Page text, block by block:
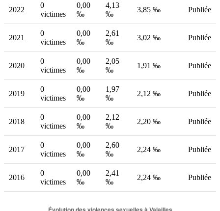
2022
0
victimes
0,00
‰
4,13
‰
3,85 ‰ Publiée
2021
0
victimes
0,00
‰
2,61
‰
3,02 ‰ Publiée
2020
0
victimes
0,00
‰
2,05
‰
1,91 ‰ Publiée
2019
0
victimes
0,00
‰
1,97
‰
2,12 ‰ Publiée
2018
0
victimes
0,00
‰
2,12
‰
2,20 ‰ Publiée
2017
0
victimes
0,00
‰
2,60
‰
2,24 ‰ Publiée
2016
0
victimes
0,00
‰
2,41
‰
2,24 ‰ Publiée